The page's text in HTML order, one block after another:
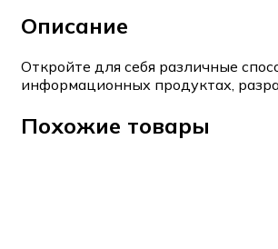
Описание
Откройте для себя различные
информационных продуктах,
Похожие товары